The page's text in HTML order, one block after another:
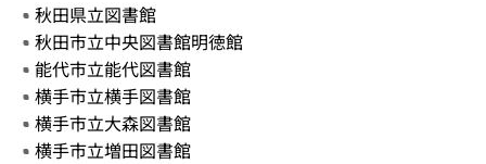
秋田県立図書館
秋田市立中央図書館明徳館
能代市立能代図書館
横手市立横手図書館
横手市立大森図書館
横手市立増田図書館